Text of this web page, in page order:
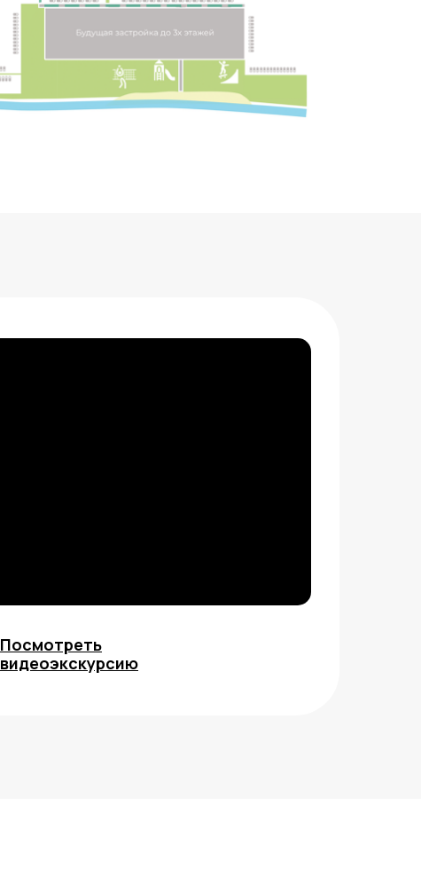
Посмотреть
видеоэкскурсию